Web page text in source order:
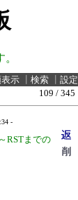
示 検索 設定
109 / 345
-
RSTまでの